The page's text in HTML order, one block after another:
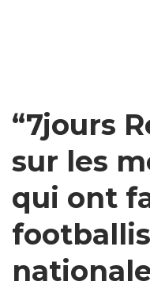
“7jours
sur les
qui ont